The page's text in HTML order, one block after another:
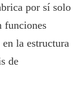
por sí solo
funciones
la estructura
de